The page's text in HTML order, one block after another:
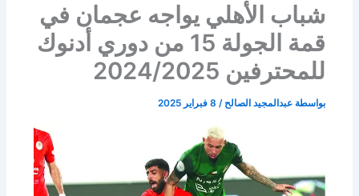
شباب الأهلي يواجه عجمان في
قمة الجولة 15 من دوري أدنوك
للمحترفين 2024/2025
بواسطة عبدالمجيد الصالح/ 8 فبراير 2025